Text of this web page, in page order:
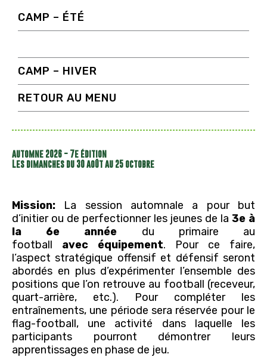
CAMP – ÉTÉ
CAMP – HIVER
RETOUR AU MENU
automne 2026 - 7e édition
Les dimanches du 30 août au 25 octobre
Mission: La session automnale a pour but
d’initier ou de perfectionner les jeunes de la3e à
la 6e année du primaire au
football avec équipement. Pour ce faire,
l’aspect stratégique offensif et défensif seront
abordés en plus d’expérimenter l’ensemble des
positions que l’on retrouve au football (receveur,
quart-arrière, etc.). Pour compléter les
entraînements, une période sera réservée pour le
flag-football, une activité dans laquelle les
participants pourront démontrer leurs
apprentissages en phase de jeu.